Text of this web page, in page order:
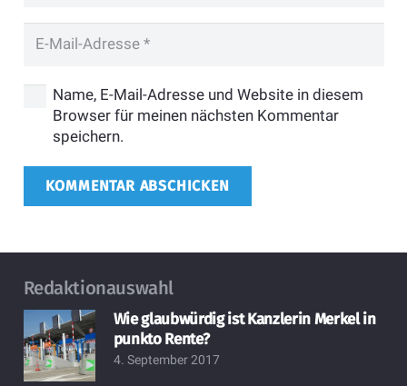
Name, E-Mail-Adresse und Website in diesem
Browser für meinen nächsten Kommentar
speichern.
KOMMENTAR ABSCHICKEN
Redaktionauswahl
Wie glaubwürdig ist Kanzlerin Merkel in
punkto Rente?
4. September 2017